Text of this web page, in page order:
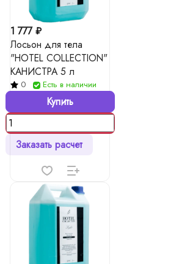
1 777 ₽
Лосьон для тела
"HOTEL COLLECTION"
КАНИСТРА 5 л
0 Есть в наличии
Купить
Заказать расчет